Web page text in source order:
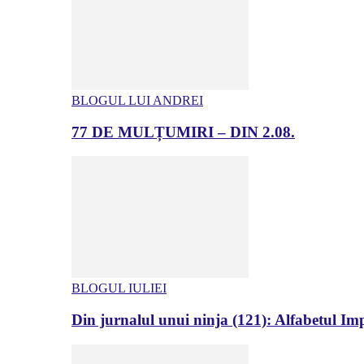
BLOGUL LUI ANDREI
77 DE MULȚUMIRI – DIN 2.08.
BLOGUL IULIEI
Din jurnalul unui ninja (121): Alfabetul